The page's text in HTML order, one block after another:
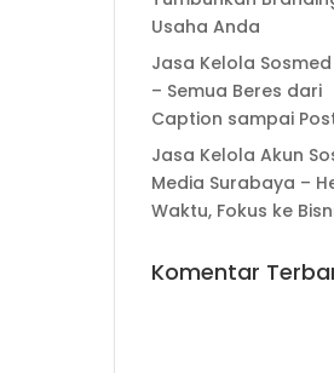
Usaha Anda
Jasa Kelola
– Semua Beres dari
Caption sampai
Jasa Kelola Akun
Media Surabaya –
Waktu, Fokus ke
Komentar